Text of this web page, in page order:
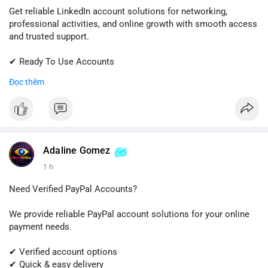
Get reliable LinkedIn account solutions for networking,
professional activities, and online growth with smooth access
and trusted support.
✔ Ready To Use Accounts
✔ Professional Customer Support
📱 WhatsApp: +1 (681) 549-2683
#linkedin #linkedinaccount #professionalnetwork
#digitalsolutions
Đọc thêm
Adaline Gomez
1 h
Need Verified PayPal Accounts?
We provide reliable PayPal account solutions for your online
payment needs.
✔ Verified account options
✔ Quick & easy delivery